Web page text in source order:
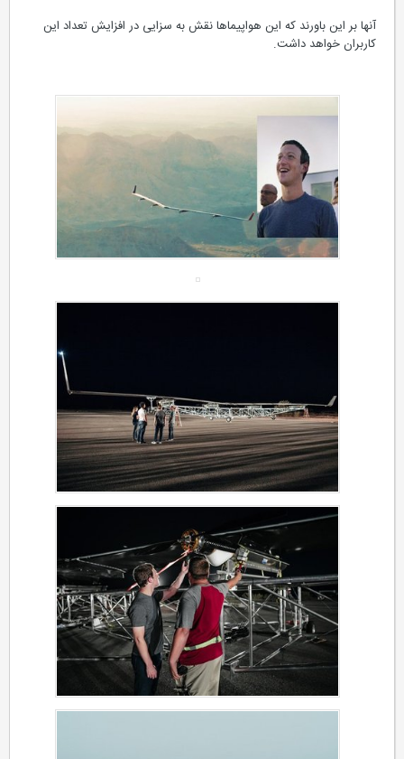
آنها بر این باورند که این هواپیماها نقش به سزایی در افزایش تعداد این
کاربران خواهد داشت.